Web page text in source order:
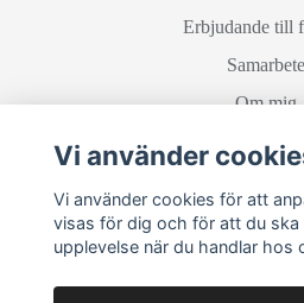
Erbjudande till
Samarbete
Om mig
Sociala
Vi använder
Vi använder cookies för att
visas för dig och för att du ska
upplevelse när du handlar hos